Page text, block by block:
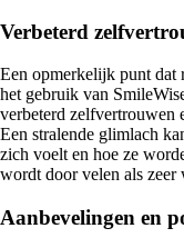
Verbeterd
Een opmerkelijk punt dat
het gebruik van
verbeterd zelfvertrouwen
Een stralende glimlach
zich voelt en hoe ze
wordt door velen als zeer
Aanbevelingen en